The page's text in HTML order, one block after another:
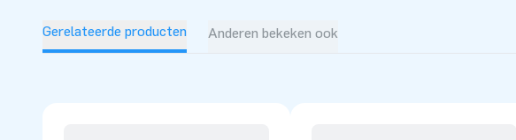
Gerelateerde producten Anderen bekeken ook